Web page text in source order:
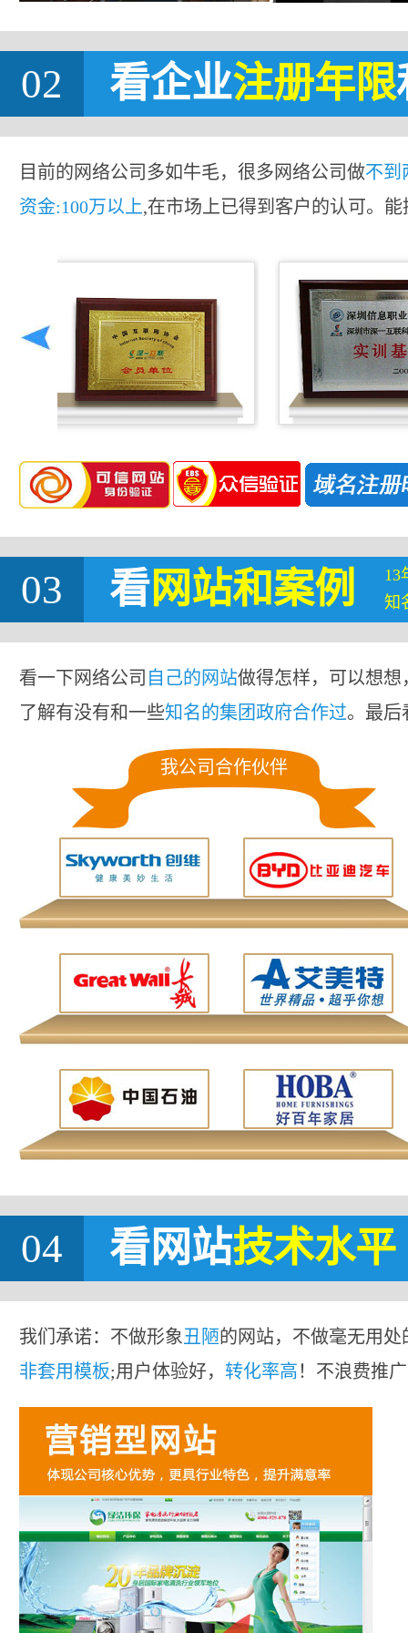
02 看企业注册年限
目前的网络公司多如牛毛，很多网络公司做不到
资金:100万以上,在市场上已得到客户的认可。
03 看网站和案例
13
知
看一下网络公司 自己的网站做得怎样，可以想
了解有没有和一些知名的集团政府合作过。最后
我公司合作伙伴
04 看网站技术水平
我们承诺：不做形象丑陋的网站，不做毫无用处
非套用模板;用户体验好， 转化率高！不浪费推